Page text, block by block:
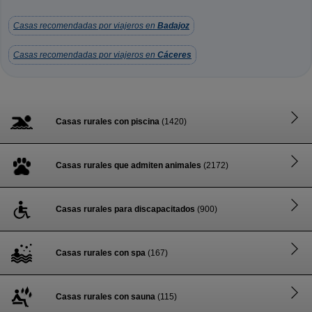
Casas recomendadas por viajeros en Badajoz
Casas recomendadas por viajeros en Cáceres
Casas rurales con piscina (1420)
Casas rurales que admiten animales (2172)
Casas rurales para discapacitados (900)
Casas rurales con spa (167)
Casas rurales con sauna (115)